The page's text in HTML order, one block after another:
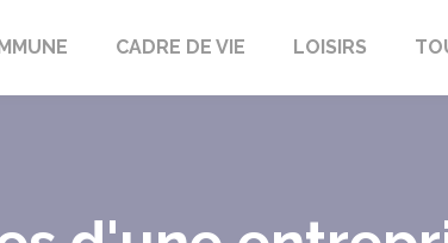
Fôret CADRE DE VIE LOISIRS